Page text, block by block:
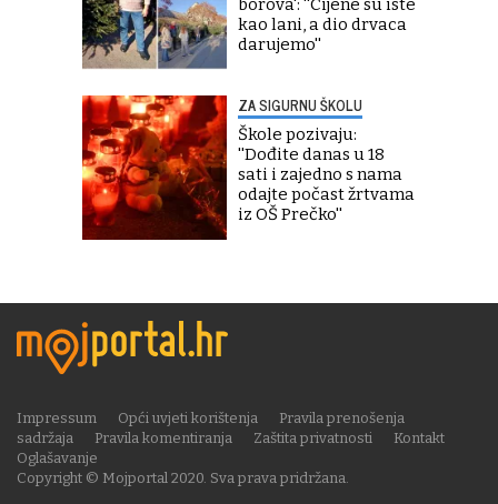
borova': ''Cijene su iste
kao lani, a dio drvaca
darujemo''
ZA SIGURNU ŠKOLU
Škole pozivaju:
''Dođite danas u 18
sati i zajedno s nama
odajte počast žrtvama
iz OŠ Prečko''
Copyright © Mojportal 2020. Sva prava pridržana.
Impressum Opći uvjeti korištenja
Pravila prenošenja
sadržaja
Pravila komentiranja Zaštita privatnosti
Kontakt
Oglašavanje